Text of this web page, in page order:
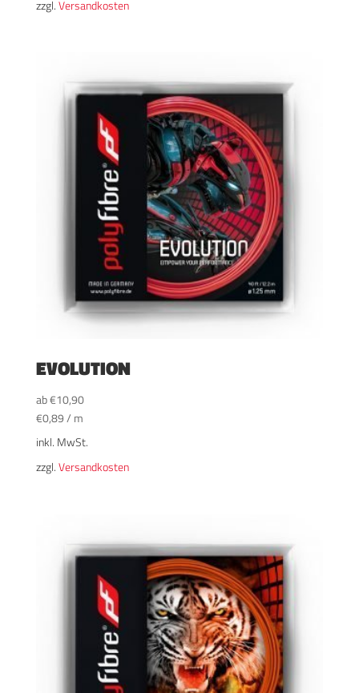
zzgl.Versandkosten
EVOLUTION
ab€10,90
€0,89/ m
inkl. MwSt.
zzgl.Versandkosten